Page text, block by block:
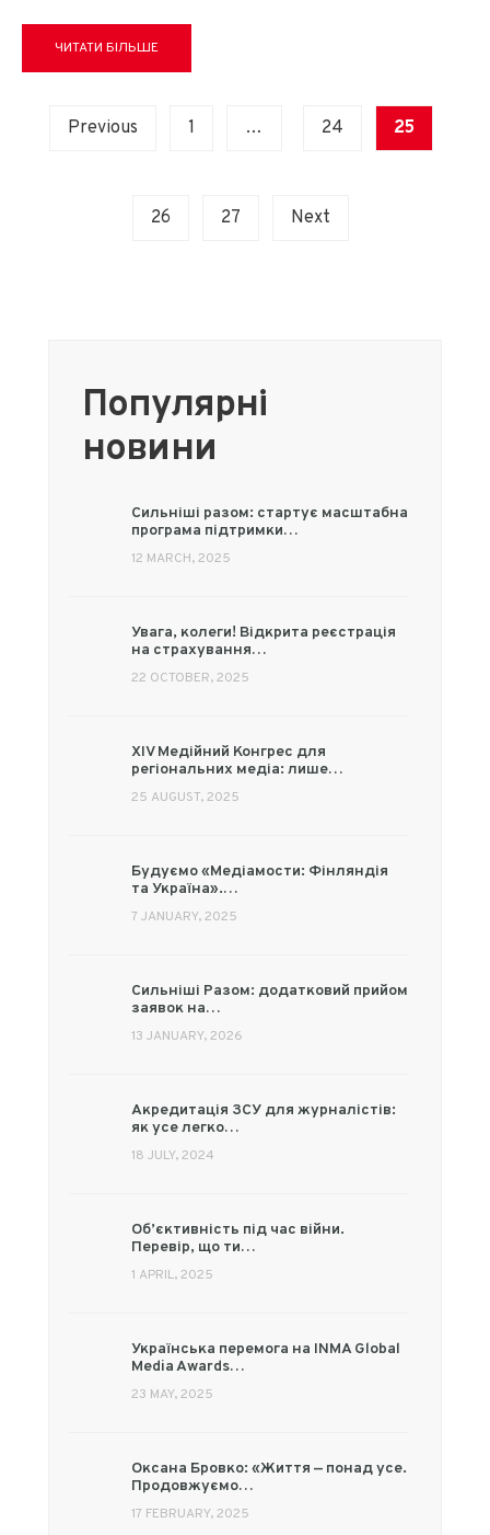
ЧИТАТИ БІЛЬШЕ
Posts
Previous 1 … 24 25
26 27 Next
Популярні
новини
Сильніші разом: стартує масштабна
програма підтримки…
12 MARCH, 2025
Увага, колеги! Відкрита реєстрація
на страхування…
22 OCTOBER, 2025
XIV Медійний Конгрес для
регіональних медіа: лише…
25 AUGUST, 2025
Будуємо «Медіамости: Фінляндія
та Україна».…
7 JANUARY, 2025
Сильніші Разом: додатковий прийом
заявок на…
13 JANUARY, 2026
Акредитація ЗСУ для журналістів:
як усе легко…
18 JULY, 2024
Об’єктивність під час війни.
Перевір, що ти…
1 APRIL, 2025
Українська перемога на INMA Global
Media Awards…
23 MAY, 2025
Оксана Бровко: «Життя — понад усе.
Продовжуємо…
17 FEBRUARY, 2025